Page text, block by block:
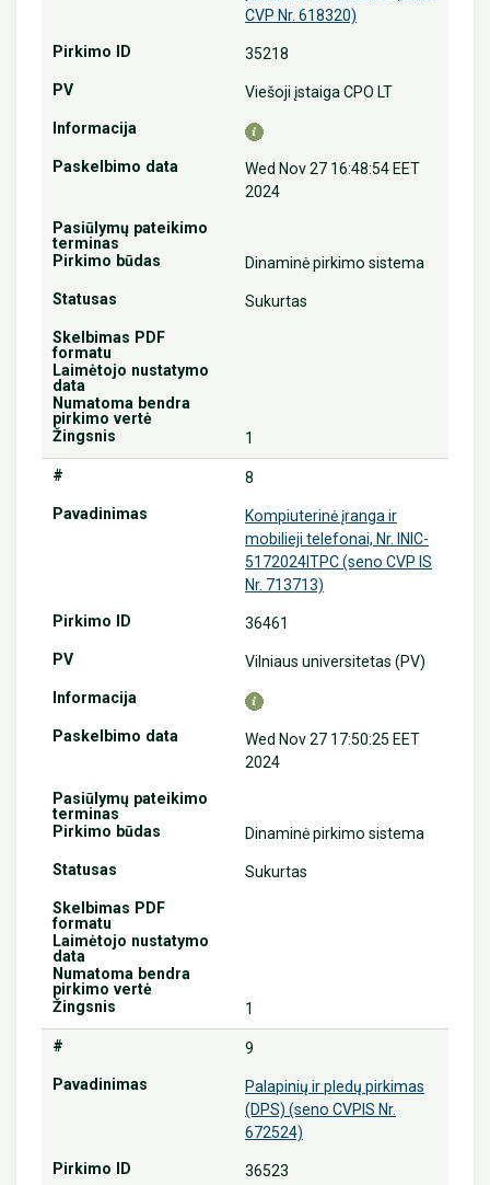
CVP Nr. 618320)
35218
Viešoji įstaiga CPO LT
Wed Nov 27 16:48:54 EET
2024
Dinaminė pirkimo sistema
Sukurtas
1
8
Kompiuterinė įranga ir
mobilieji telefonai, Nr. INIC-
5172024ITPC (seno CVP IS
Nr. 713713)
36461
Vilniaus universitetas (PV)
Wed Nov 27 17:50:25 EET
2024
Dinaminė pirkimo sistema
Sukurtas
1
9
Palapinių ir pledų pirkimas
(DPS) (seno CVPIS Nr.
672524)
36523